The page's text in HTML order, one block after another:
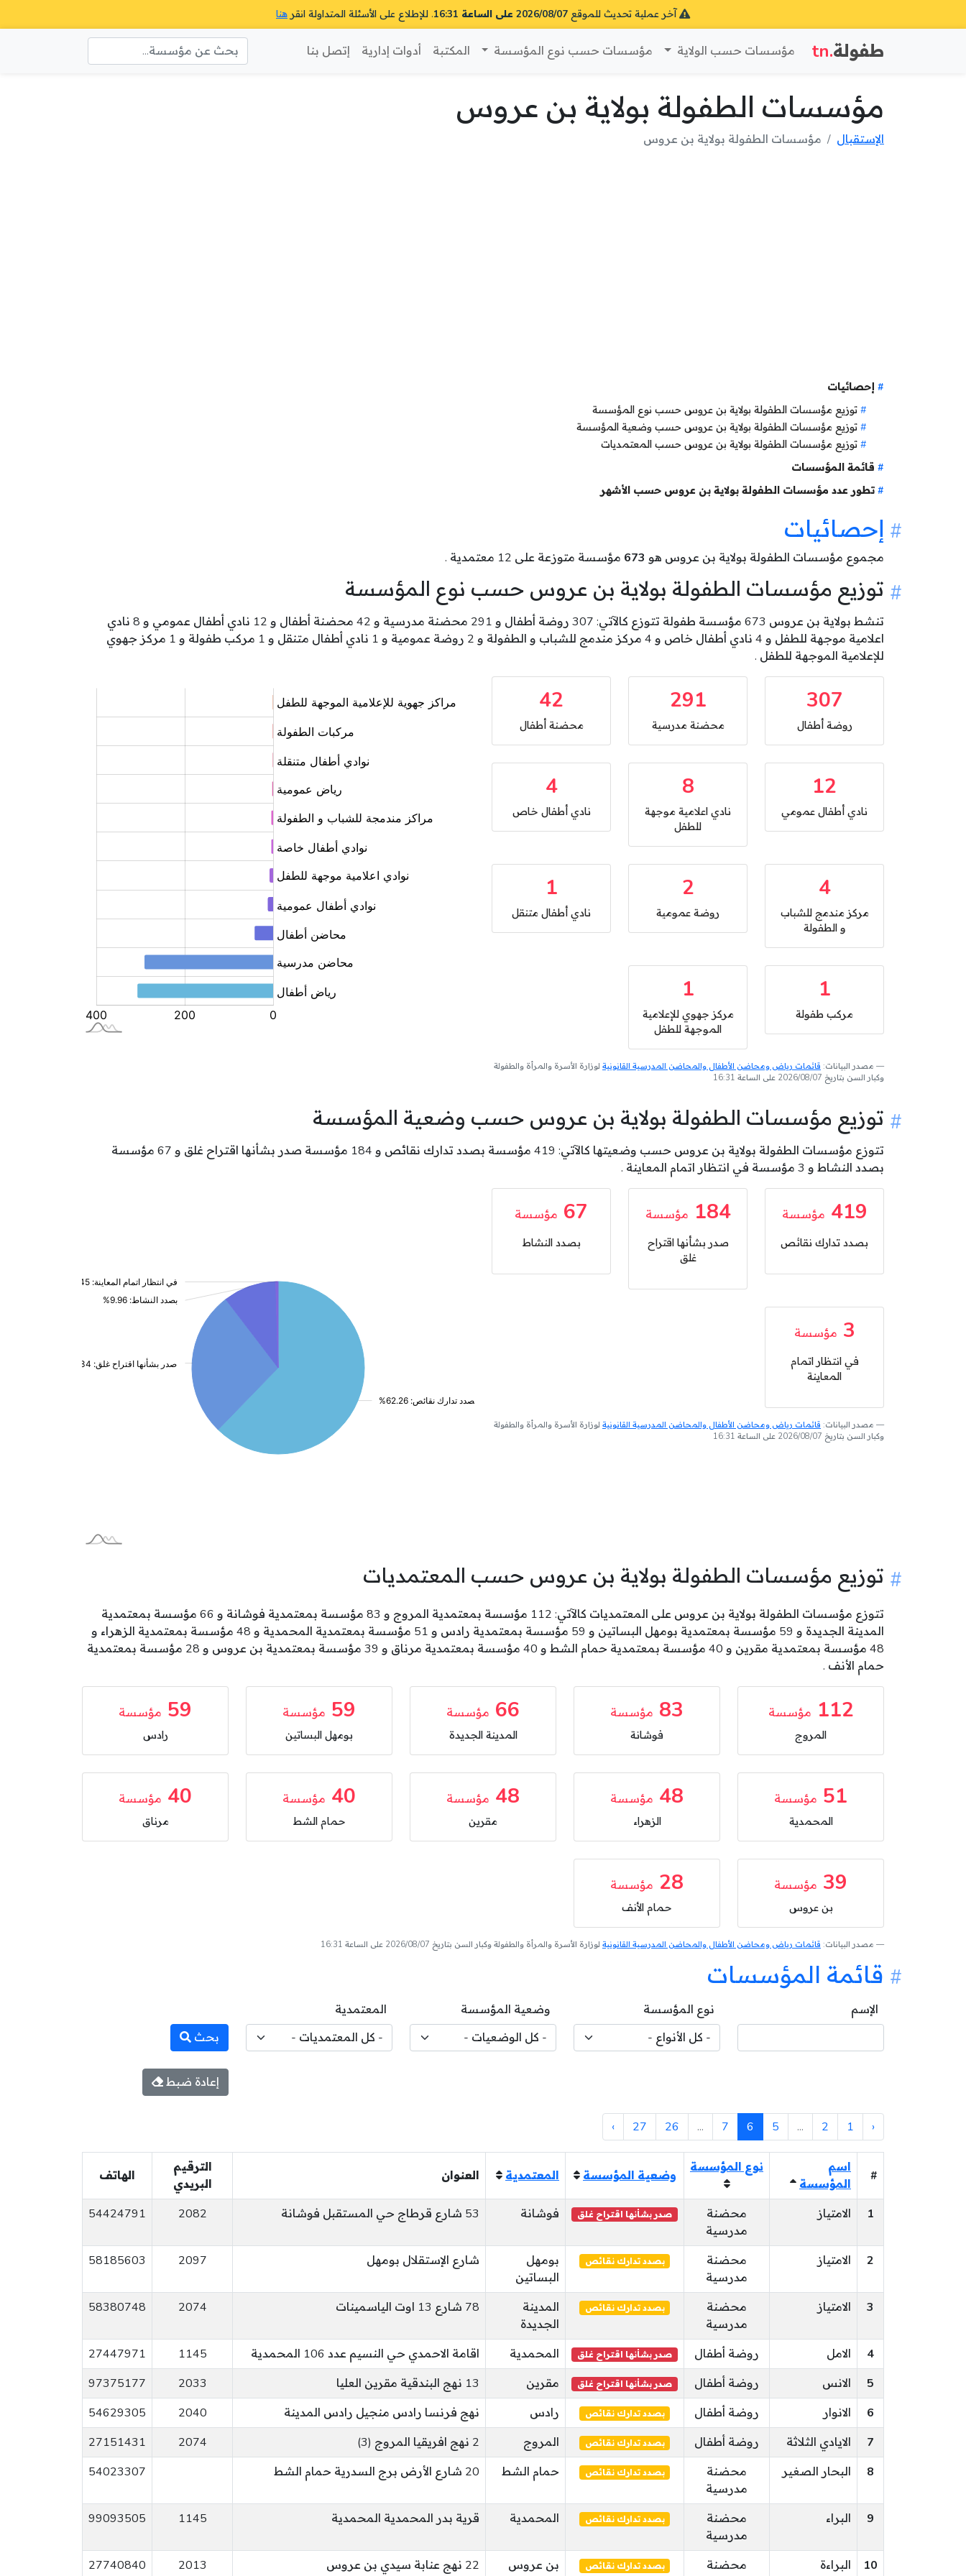
آخر عملية تحديث للموقع 2026/08/07 على الساعة 16:31 . للإطلاع على الأسئلة المتداولة انقر هنا
طفولة.tn مؤسسات حسب الولاية مؤسسات حسب نوع المؤسسة المكتبة أدوات إدارية إتصل بنا
مؤسسات الطفولة بولاية بن عروس
الإستقبال مؤسسات الطفولة بولاية بن عروس
إحصائيات
توزيع مؤسسات الطفولة بولاية بن عروس حسب نوع المؤسسة
توزيع مؤسسات الطفولة بولاية بن عروس حسب وضعية المؤسسة
توزيع مؤسسات الطفولة بولاية بن عروس حسب المعتمديات
قائمة المؤسسات
تطور عدد مؤسسات الطفولة بولاية بن عروس حسب الأشهر
إحصائيات
مجموع مؤسسات الطفولة بولاية بن عروس هو 673 مؤسسة متوزعة على 12 معتمدية .
توزيع مؤسسات الطفولة بولاية بن عروس حسب نوع المؤسسة
تنشط بولاية بن عروس 673 مؤسسة طفولة تتوزع كالآتي: 307 روضة أطفال و 291 محضنة مدرسية و 42 محضنة أطفال و 12 نادي أطفال عمومي و 8 نادي
اعلامية موجهة للطفل و 4 نادي أطفال خاص و 4 مركز مندمج للشباب و الطفولة و 2 روضة عمومية و 1 نادي أطفال متنقل و 1 مركب طفولة و 1 مركز جهوي
للإعلامية الموجهة للطفل .
307
روضة أطفال
291
محضنة مدرسية
42
محضنة أطفال
12
نادي أطفال عمومي
8
نادي اعلامية موجهة
للطفل
4
نادي أطفال خاص
4
مركز مندمج للشباب
و الطفولة
2
روضة عمومية
1
نادي أطفال متنقل
1
مركب طفولة
1
مركز جهوي للإعلامية
الموجهة للطفل
مصدر البيانات: قائمات رياض ومحاضن الأطفال والمحاضن المدرسية القانونية لوزارة الأسرة والمرأة والطفولة
وكبار السن بتاريخ 2026/08/07 على الساعة 16:31
توزيع مؤسسات الطفولة بولاية بن عروس حسب وضعية المؤسسة
تتوزع مؤسسات الطفولة بولاية بن عروس حسب وضعيتها كالآتي: 419 مؤسسة بصدد تدارك نقائص و 184 مؤسسة صدر بشأنها اقتراح غلق و 67 مؤسسة
بصدد النشاط و 3 مؤسسة في انتظار اتمام المعاينة .
419 مؤسسة
بصدد تدارك نقائص
184 مؤسسة
صدر بشأنها اقتراح
غلق
67 مؤسسة
بصدد النشاط
3 مؤسسة
في انتظار اتمام
المعاينة
مصدر البيانات: قائمات رياض ومحاضن الأطفال والمحاضن المدرسية القانونية لوزارة الأسرة والمرأة والطفولة
وكبار السن بتاريخ 2026/08/07 على الساعة 16:31
توزيع مؤسسات الطفولة بولاية بن عروس حسب المعتمديات
تتوزع مؤسسات الطفولة بولاية بن عروس على المعتمديات كالآتي: 112 مؤسسة بمعتمدية المروج و 83 مؤسسة بمعتمدية فوشانة و 66 مؤسسة بمعتمدية
المدينة الجديدة و 59 مؤسسة بمعتمدية بومهل البساتين و 59 مؤسسة بمعتمدية رادس و 51 مؤسسة بمعتمدية المحمدية و 48 مؤسسة بمعتمدية الزهراء و
48 مؤسسة بمعتمدية مقرين و 40 مؤسسة بمعتمدية حمام الشط و 40 مؤسسة بمعتمدية مرناق و 39 مؤسسة بمعتمدية بن عروس و 28 مؤسسة بمعتمدية
حمام الأنف .
112 مؤسسة
المروج
83 مؤسسة
فوشانة
66 مؤسسة
المدينة الجديدة
59 مؤسسة
بومهل البساتين
59 مؤسسة
رادس
51 مؤسسة
المحمدية
48 مؤسسة
الزهراء
48 مؤسسة
مقرين
40 مؤسسة
حمام الشط
40 مؤسسة
مرناق
39 مؤسسة
بن عروس
28 مؤسسة
حمام الأنف
مصدر البيانات: قائمات رياض ومحاضن الأطفال والمحاضن المدرسية القانونية لوزارة الأسرة والمرأة والطفولة وكبار السن بتاريخ 2026/08/07 على الساعة 16:31
قائمة المؤسسات
الإسم نوع المؤسسة وضعية المؤسسة
المعتمدية
بحث
إعادة ضبط
‹
1
2
...
5
6
7
...
26
27
›
#
اسم
المؤسسة
نوع المؤسسة
وضعية المؤسسة المعتمدية العنوان
الترقيم
البريدي
الهاتف
1 الامتياز
محضنة
مدرسية
صدر بشأنها اقتراح غلق فوشانة 53 شارع قرطاج حي المستقبل فوشانة 2082
54424791
2 الامتياز
محضنة
مدرسية
بصدد تدارك نقائص
بومهل
البساتين
شارع الإستقلال بومهل 2097
58185603
3 الامتياز
محضنة
مدرسية
بصدد تدارك نقائص
المدينة
الجديدة
78 شارع 13 اوت الياسمينات 2074
58380748
4 الامل روضة أطفال صدر بشأنها اقتراح غلق المحمدية اقامة الاحمدي حي النسيم عدد 106 المحمدية 1145
27447971
5
الانس روضة أطفال صدر بشأنها اقتراح غلق مقرين 13 نهج البندقية مقرين العليا 2033
97375177
6
الانوار روضة أطفال بصدد تدارك نقائص رادس نهج فرنسا رادس منجيل رادس المدينة 2040
54629305
7
الايادي الثلاثة روضة أطفال بصدد تدارك نقائص المروج 2 نهج افريقيا المروج (3) 2074
27151431
8
البحار الصغير
محضنة
مدرسية
بصدد تدارك نقائص حمام الشط 20 شارع الأرض برج السدرية حمام الشط 54023307
9 البراء
محضنة
مدرسية
بصدد تدارك نقائص المحمدية قرية بدر المحمدية المحمدية 1145
99093505
10 البراءة
محضنة
بصدد تدارك نقائص بن عروس 22 نهج عنابة سيدي بن عروس 2013
27740840